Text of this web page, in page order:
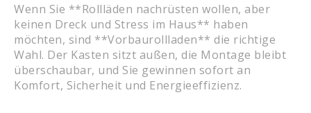
Wenn Sie **Rollläden nachrüsten wollen, aber
keinen Dreck und Stress im Haus** haben
möchten, sind **Vorbaurollladen** die richtige
Wahl. Der Kasten sitzt außen, die Montage bleibt
überschaubar, und Sie gewinnen sofort an
Komfort, Sicherheit und Energieeffizienz.